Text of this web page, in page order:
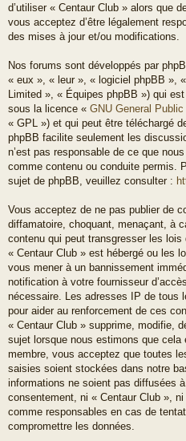
d’utiliser « Centaur Club » alors que
vous acceptez d’être légalement
des mises à jour et/ou modifications.
Nos forums sont développés par
« eux », « leur », « logiciel phpBB »,
Limited », « Équipes phpBB ») qui
sous la licence « GNU General
« GPL ») et qui peut être téléchargé
phpBB facilite seulement les
n’est pas responsable de ce que
comme contenu ou conduite permis.
sujet de phpBB, veuillez consulter :
Vous acceptez de ne pas publier de
diffamatoire, choquant, menaçant, à
contenu qui peut transgresser les
« Centaur Club » est hébergé ou les
vous mener à un bannissement
notification à votre fournisseur
nécessaire. Les adresses IP de tous
pour aider au renforcement de ces
« Centaur Club » supprime, modifie,
sujet lorsque nous estimons que
membre, vous acceptez que toutes
saisies soient stockées dans notre
informations ne soient pas diffusées
consentement, ni « Centaur Club »,
comme responsables en cas de
compromettre les données.